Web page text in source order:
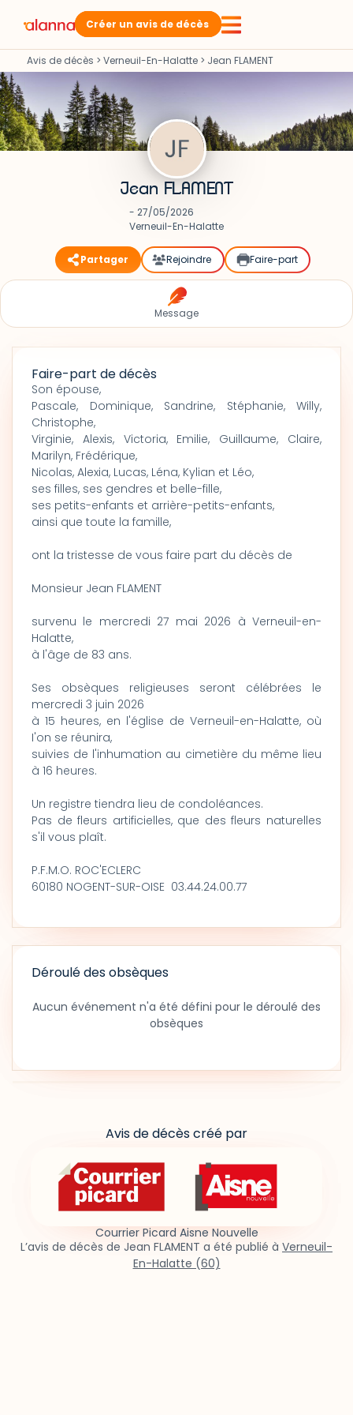
Créer un avis de décès
Avis de décès > Verneuil-En-Halatte > Jean FLAMENT
Jean FLAMENT
- 27/05/2026
Verneuil-En-Halatte
Partager Rejoindre Faire-part
Message
Faire-part de décès
Son épouse,
Pascale, Dominique, Sandrine, Stéphanie, Willy,
Christophe,
Virginie, Alexis, Victoria, Emilie, Guillaume, Claire,
Marilyn, Frédérique,
Nicolas, Alexia, Lucas, Léna, Kylian et Léo,
ses filles, ses gendres et belle-fille,
ses petits-enfants et arrière-petits-enfants,
ainsi que toute la famille,
ont la tristesse de vous faire part du décès de
Monsieur Jean FLAMENT
survenu le mercredi 27 mai 2026 à Verneuil-en-
Halatte,
à l'âge de 83 ans.
Ses obsèques religieuses seront célébrées le
mercredi 3 juin 2026
à 15 heures, en l'église de Verneuil-en-Halatte, où
I'on se réunira,
suivies de l'inhumation au cimetière du même lieu
à 16 heures.
Un registre tiendra lieu de condoléances.
Pas de fleurs artificielles, que des fleurs naturelles
s'il vous plaît.
P.F.M.O. ROC'ECLERC
60180 NOGENT-SUR-OISE 03.44.24.00.77
Déroulé des obsèques
Aucun événement n'a été défini pour le déroulé des
obsèques
Avis de décès créé par
Courrier Picard Aisne Nouvelle
L’avis de décès de Jean FLAMENT a été publié à Verneuil-
En-Halatte (60)